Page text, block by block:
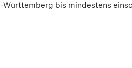
Württemberg bis mindestens